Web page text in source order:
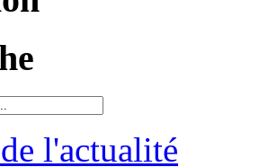
l'actualité